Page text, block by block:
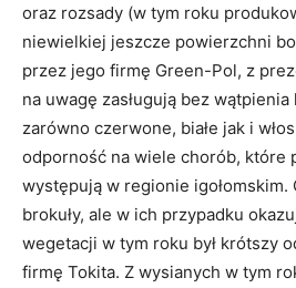
oraz rozsady (w tym roku
niewielkiej jeszcze powierzchni
przez jego firmę Green-Pol, z
na uwagę zasługują bez
zarówno czerwone, białe jak i
odporność na wiele chorób, które
występują w regionie igołomskim.
brokuły, ale w ich przypadku
wegetacji w tym roku był krótszy
firmę Tokita. Z wysianych w tym